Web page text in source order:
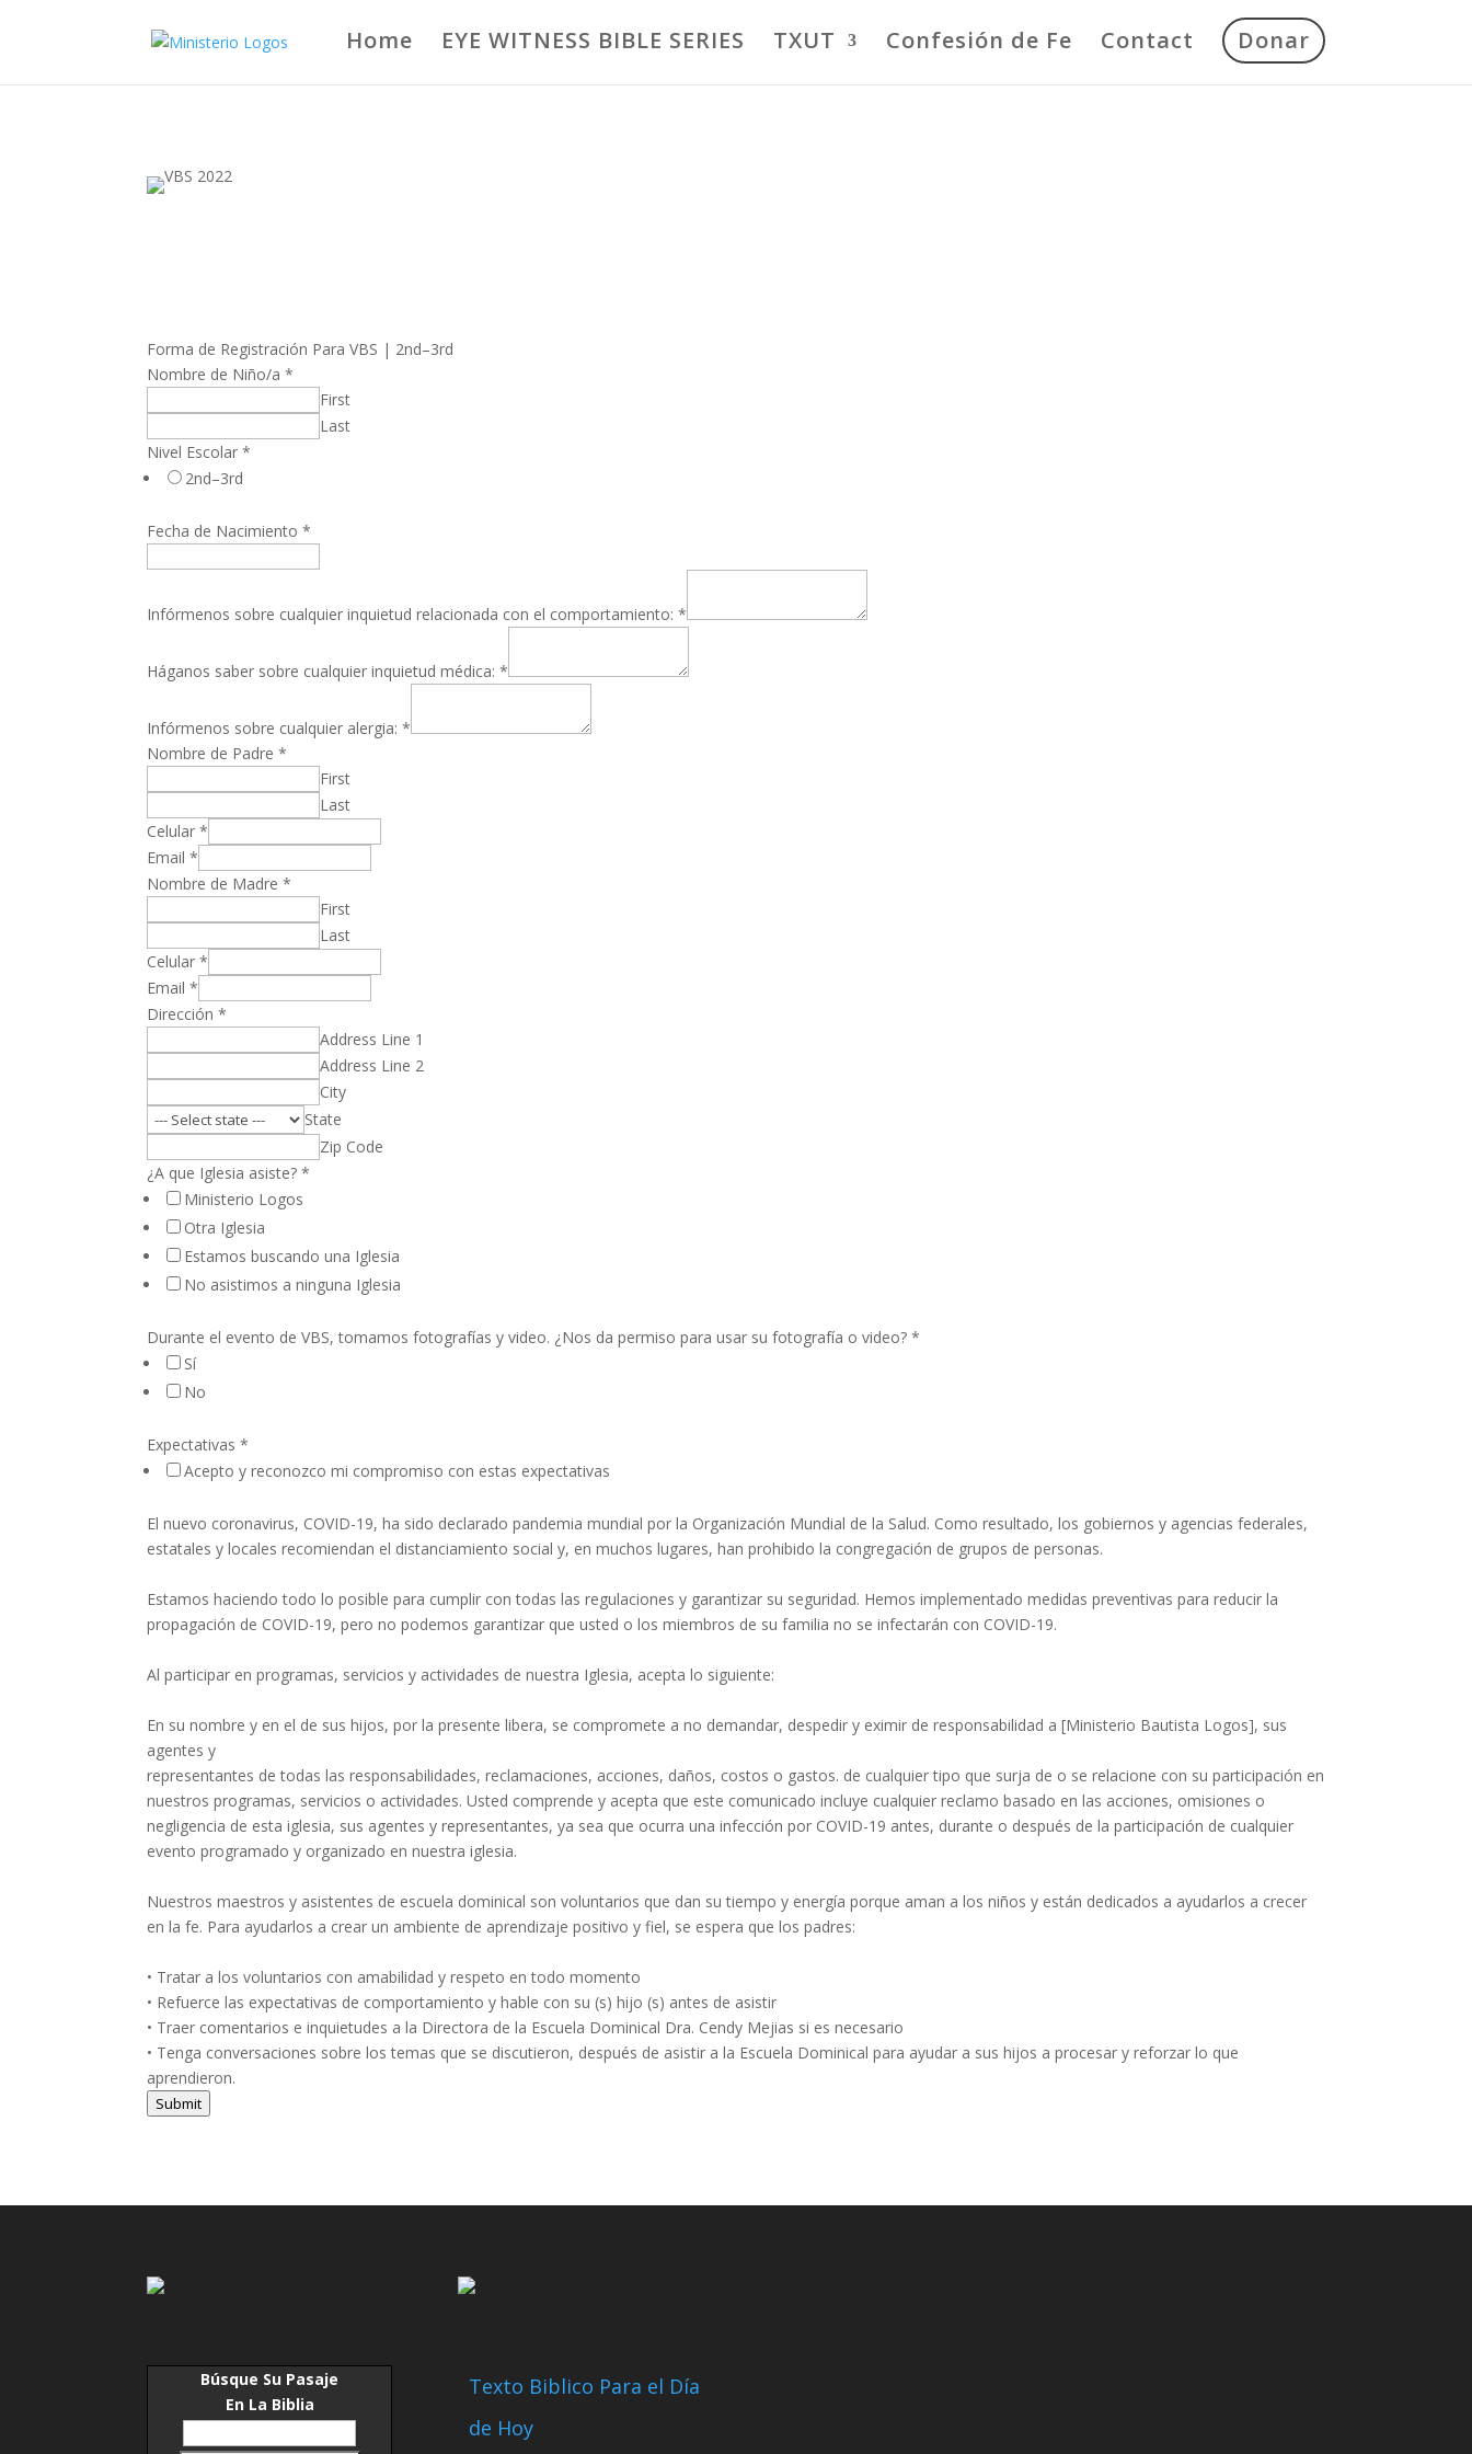
Home EYE WITNESS BIBLE SERIES TXUT Confesión de Fe Contact Donar
Forma de Registración Para VBS | 2nd–3rd
Nombre de Niño/a*
First
Last
Nivel Escolar*
2nd–3rd
Fecha de Nacimiento*
Infórmenos sobre cualquier inquietud relacionada con el comportamiento:*
Háganos saber sobre cualquier inquietud médica:*
Infórmenos sobre cualquier alergia:*
Nombre de Padre*
First
Last
Celular*
Email*
Nombre de Madre*
First
Last
Celular*
Email*
Dirección*
Address Line 1
Address Line 2
City
State
Zip Code
¿A que Iglesia asiste?*
Ministerio Logos
Otra Iglesia
Estamos buscando una Iglesia
No asistimos a ninguna Iglesia
Durante el evento de VBS, tomamos fotografías y video. ¿Nos da permiso para usar su fotografía o video?*
Sí
No
Expectativas*
Acepto y reconozco mi compromiso con estas expectativas
El nuevo coronavirus, COVID-19, ha sido declarado pandemia mundial por la Organización Mundial de la Salud. Como resultado, los gobiernos y agencias federales,
estatales y locales recomiendan el distanciamiento social y, en muchos lugares, han prohibido la congregación de grupos de personas.
Estamos haciendo todo lo posible para cumplir con todas las regulaciones y garantizar su seguridad. Hemos implementado medidas preventivas para reducir la
propagación de COVID-19, pero no podemos garantizar que usted o los miembros de su familia no se infectarán con COVID-19.
Al participar en programas, servicios y actividades de nuestra Iglesia, acepta lo siguiente:
En su nombre y en el de sus hijos, por la presente libera, se compromete a no demandar, despedir y eximir de responsabilidad a [Ministerio Bautista Logos], sus
agentes y
representantes de todas las responsabilidades, reclamaciones, acciones, daños, costos o gastos. de cualquier tipo que surja de o se relacione con su participación en
nuestros programas, servicios o actividades. Usted comprende y acepta que este comunicado incluye cualquier reclamo basado en las acciones, omisiones o
negligencia de esta iglesia, sus agentes y representantes, ya sea que ocurra una infección por COVID-19 antes, durante o después de la participación de cualquier
evento programado y organizado en nuestra iglesia.
Nuestros maestros y asistentes de escuela dominical son voluntarios que dan su tiempo y energía porque aman a los niños y están dedicados a ayudarlos a crecer
en la fe. Para ayudarlos a crear un ambiente de aprendizaje positivo y fiel, se espera que los padres:
• Tratar a los voluntarios con amabilidad y respeto en todo momento
• Refuerce las expectativas de comportamiento y hable con su (s) hijo (s) antes de asistir
• Traer comentarios e inquietudes a la Directora de la Escuela Dominical Dra. Cendy Mejias si es necesario
• Tenga conversaciones sobre los temas que se discutieron, después de asistir a la Escuela Dominical para ayudar a sus hijos a procesar y reforzar lo que
aprendieron.
Submit
Búsque Su Pasaje
En La Biblia
Texto Biblico Para el Día
de Hoy